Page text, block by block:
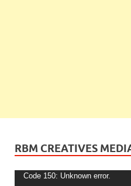
RBM CREATIVES
Video
Code 150: Unknown error.